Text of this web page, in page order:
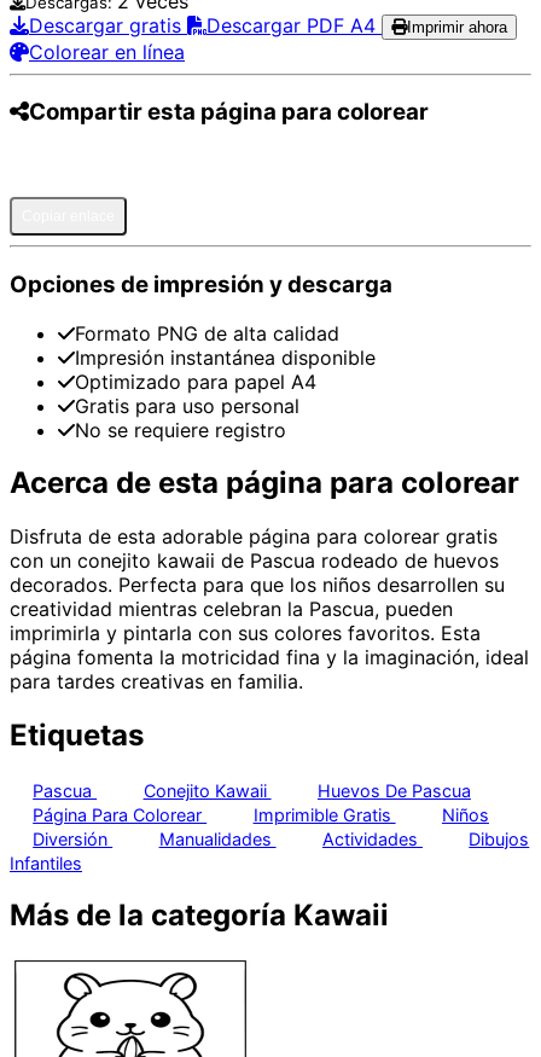
Descargar gratis
Descargar PDF A4 Imprimir ahora
Colorear en línea
Compartir esta página para colorear
Opciones de impresión y descarga
Formato PNG de alta calidad
Impresión instantánea disponible
Optimizado para papel A4
Gratis para uso personal
No se requiere registro
Acerca de esta página para colorear
Disfruta de esta adorable página para colorear gratis
con un conejito kawaii de Pascua rodeado de huevos
decorados. Perfecta para que los niños desarrollen su
creatividad mientras celebran la Pascua, pueden
imprimirla y pintarla con sus colores favoritos. Esta
página fomenta la motricidad fina y la imaginación, ideal
para tardes creativas en familia.
Etiquetas
Pascua Conejito Kawaii
Huevos De Pascua
Página Para Colorear
Imprimible Gratis
Niños
Diversión
Manualidades Actividades
Dibujos
Infantiles
Más de la categoría Kawaii